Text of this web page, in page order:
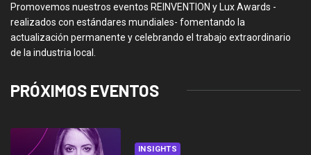
Promovemos nuestros eventos REINVENTION y Lux Awards -
realizados con estándares mundiales- fomentando la
actualización permanente y celebrando el trabajo extraordinario
de la industria local.
PRÓXIMOS EVENTOS
INSIGHTS